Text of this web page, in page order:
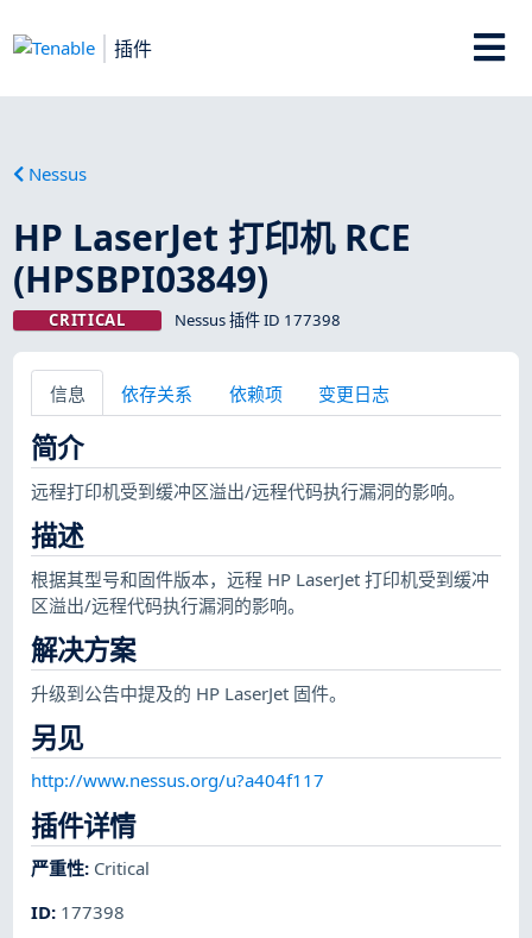
插件
Nessus
HP LaserJet 打印机 RCE
(HPSBPI03849)
CRITICAL Nessus 插件 ID 177398
信息 依存关系 依赖项 变更日志
简介
远程打印机受到缓冲区溢出/远程代码执行漏洞的影响。
描述
根据其型号和固件版本，远程 HP LaserJet 打印机受到缓冲
区溢出/远程代码执行漏洞的影响。
解决方案
升级到公告中提及的 HP LaserJet 固件。
另见
http://www.nessus.org/u?a404f117
插件详情
严重性: Critical
ID: 177398